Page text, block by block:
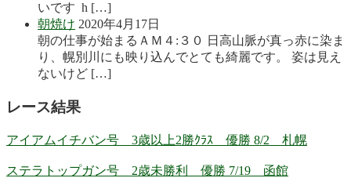
いです h […]
朝焼け 2020年4月17日
朝の仕事が始まるＡＭ４:３０ 日高山脈が真っ赤に染ま
り、幌別川にも映り込んでとても綺麗です。 姿は見え
ないけど […]
レース結果
アイアムイチバン号 3歳以上2勝ｸﾗｽ 優勝 8/2 札幌
ステラトップガン号 2歳未勝利 優勝 7/19 函館